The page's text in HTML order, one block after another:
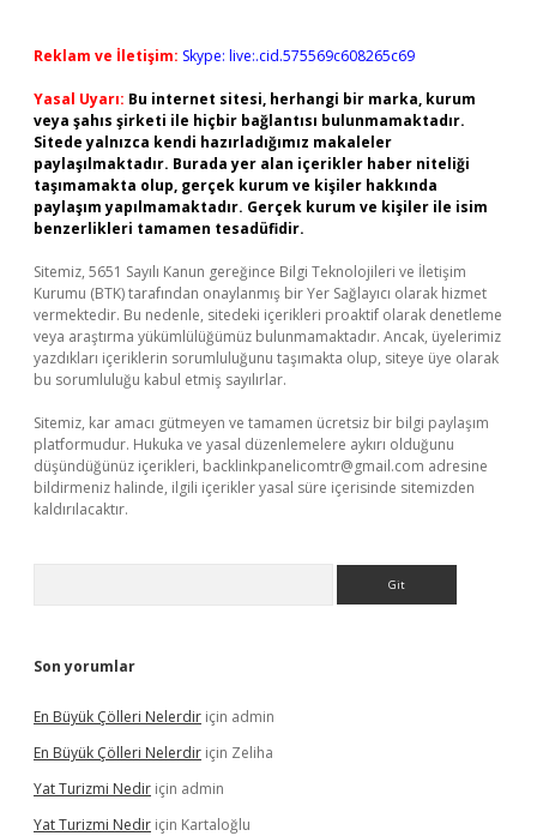
Reklam ve İletişim: Skype: live:.cid.575569c608265c69
Yasal Uyarı: Bu internet sitesi, herhangi bir marka, kurum
veya şahıs şirketi ile hiçbir bağlantısı bulunmamaktadır.
Sitede yalnızca kendi hazırladığımız makaleler
paylaşılmaktadır. Burada yer alan içerikler haber niteliği
taşımamakta olup, gerçek kurum ve kişiler hakkında
paylaşım yapılmamaktadır. Gerçek kurum ve kişiler ile isim
benzerlikleri tamamen tesadüfidir.
Sitemiz, 5651 Sayılı Kanun gereğince Bilgi Teknolojileri ve İletişim
Kurumu (BTK) tarafından onaylanmış bir Yer Sağlayıcı olarak hizmet
vermektedir. Bu nedenle, sitedeki içerikleri proaktif olarak denetleme
veya araştırma yükümlülüğümüz bulunmamaktadır. Ancak, üyelerimiz
yazdıkları içeriklerin sorumluluğunu taşımakta olup, siteye üye olarak
bu sorumluluğu kabul etmiş sayılırlar.
Sitemiz, kar amacı gütmeyen ve tamamen ücretsiz bir bilgi paylaşım
platformudur. Hukuka ve yasal düzenlemelere aykırı olduğunu
düşündüğünüz içerikleri, backlinkpanelicomtr@gmail.com adresine
bildirmeniz halinde, ilgili içerikler yasal süre içerisinde sitemizden
kaldırılacaktır.
Son yorumlar
En Büyük Çölleri Nelerdir için admin
En Büyük Çölleri Nelerdir için Zeliha
Yat Turizmi Nedir için admin
Yat Turizmi Nedir için Kartaloğlu